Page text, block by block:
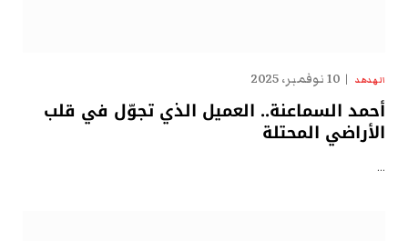
الهدهد 10 نوفمبر، 2025
أحمد السماعنة.. العميل الذي تجوّل في قلب
الأراضي المحتلة
…